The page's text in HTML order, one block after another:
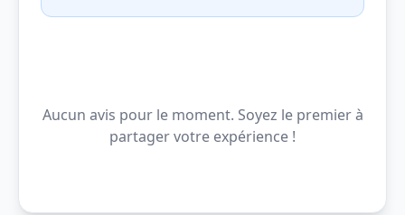
Aucun avis pour le moment. Soyez le premier à
partager votre expérience !